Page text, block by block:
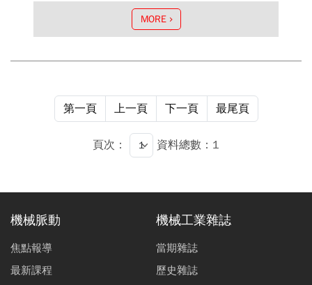
中心、陶氏化學、杜邦、3M等國際領導機構及
大廠。且在「淨零節能技術」、「生技醫藥領
高。在在顯示臺灣科研實力深厚扎實，才能在國
MORE
第一頁 上一頁 下一頁 最尾頁
頁次： 資料總數：1
機械脈動
焦點報導
最新課程
機械工業雜誌
當期雜誌
歷史雜誌